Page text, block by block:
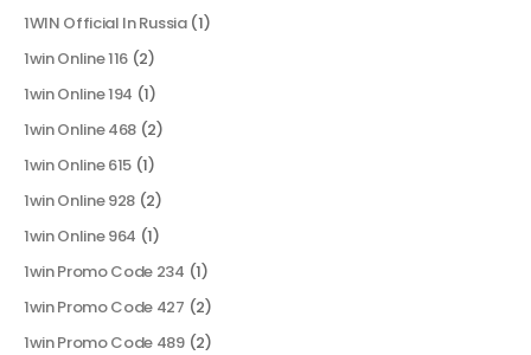
1WIN Official In Russia(1)
1win Online 116 (2)
1win Online 194 (1)
1win Online 468 (2)
1win Online 615 (1)
1win Online 928 (2)
1win Online 964 (1)
1win Promo Code 234 (1)
1win Promo Code 427 (2)
1win Promo Code 489(2)